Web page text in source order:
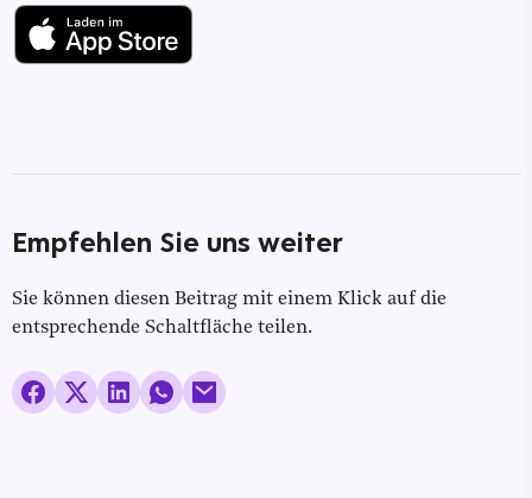
Empfehlen Sie uns weiter
Sie können diesen Beitrag mit einem Klick auf die
entsprechende Schaltfläche teilen.